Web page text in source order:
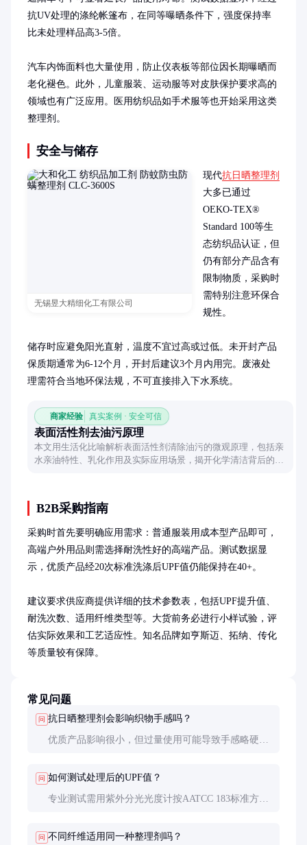
抗UV处理的涤纶帐篷布，在同等曝晒条件下，强度保持率
比未处理样品高3-5倍。
汽车内饰面料也大量使用，防止仪表板等部位因长期曝晒而
老化褪色。此外，儿童服装、运动服等对皮肤保护要求高的
领域也有广泛应用。医用纺织品如手术服等也开始采用这类
整理剂。
安全与储存
无锡昱大精细化工有限公司
现代抗日晒整理剂
大多已通过
OEKO-TEX®
Standard 100等生
态纺织品认证，但
仍有部分产品含有
限制物质，采购时
需特别注意环保合
规性。
储存时应避免阳光直射，温度不宜过高或过低。未开封产品
保质期通常为6-12个月，开封后建议3个月内用完。废液处
理需符合当地环保法规，不可直接排入下水系统。
商家经验 真实案例 · 安全可信
表面活性剂去油污原理
本文用生活化比喻解析表面活性剂清除油污的微观原理，包括亲
水亲油特性、乳化作用及实际应用场景，揭开化学清洁背后的科
B2B采购指南
采购时首先要明确应用需求：普通服装用成本型产品即可，
高端户外用品则需选择耐洗性好的高端产品。测试数据显
示，优质产品经20次标准洗涤后UPF值仍能保持在40+。
建议要求供应商提供详细的技术参数表，包括UPF提升值、
耐洗次数、适用纤维类型等。大货前务必进行小样试验，评
估实际效果和工艺适应性。知名品牌如亨斯迈、拓纳、传化
等质量较有保障。
常见问题
问 抗日晒整理剂会影响织物手感吗？
优质产品影响很小，但过量使用可能导致手感略硬。
问 如何测试处理后的UPF值？
专业测试需用紫外分光光度计按AATCC 183标准方
问 不同纤维适用同一种整理剂吗？